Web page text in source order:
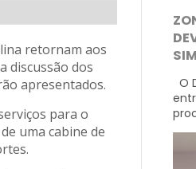
retornam aos
discussão dos
apresentados.
para o
uma cabine de
O